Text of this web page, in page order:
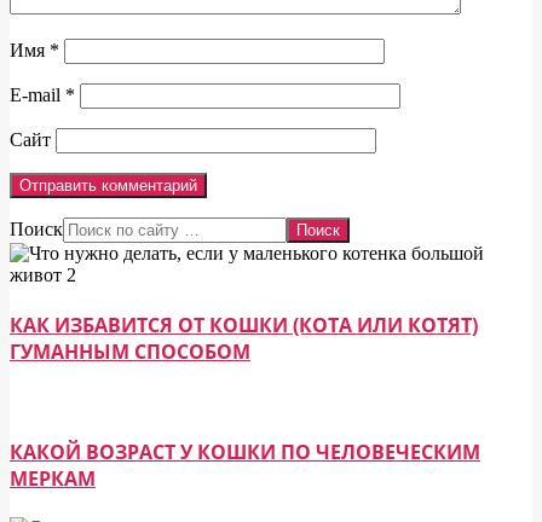
Имя *
E-mail *
Сайт
Поиск
КАК ИЗБАВИТСЯ ОТ КОШКИ (КОТА ИЛИ КОТЯТ)
ГУМАННЫМ СПОСОБОМ
КАКОЙ ВОЗРАСТ У КОШКИ ПО ЧЕЛОВЕЧЕСКИМ
МЕРКАМ